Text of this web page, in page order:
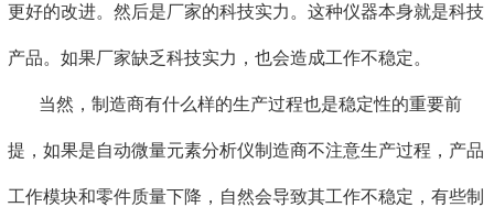
更好的改进。然后是厂家的科技实力。这种仪器本身就是科技
产品。如果厂家缺乏科技实力，也会造成工作不稳定。
当然，制造商有什么样的生产过程也是稳定性的重要前
提，如果是自动微量元素分析仪制造商不注意生产过程，产品
工作模块和零件质量下降，自然会导致其工作不稳定，有些制